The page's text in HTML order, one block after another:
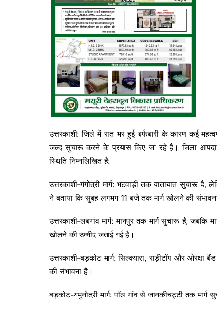
उत्तरकाशी: जिले में रात भर हुई बर्फबारी के कारण कई
जल्द सुचारू करने के प्रयास किए जा रहे हैं। जिला आपदा
स्थिति निम्नलिखित है:
उत्तरकाशी-गंगोत्री मार्ग: भटवाड़ी तक यातायात सुचारू है,
ने बताया कि सुबह लगभग 11 बजे तक मार्ग खोलने की
उत्तरकाशी-लंबगांव मार्ग: मानपुर तक मार्ग सुचारू है,
खोलने की उम्मीद जताई गई है।
उत्तरकाशी-बड़कोट मार्ग: सिल्क्यारा, राड़ीटॉप और
की संभावना है।
बड़कोट-यमुनोत्री मार्ग: पॉल गांव से जानकीचट्टी तक मार्ग